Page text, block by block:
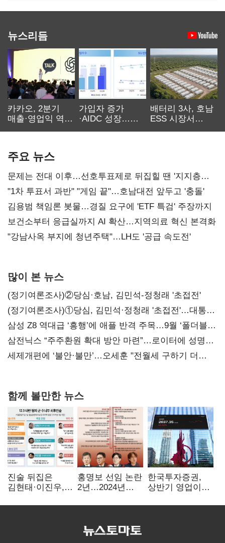
뉴스리듬
카카오, 2분기
매출·영업익 역대
가입자 증가
·AIDC 성장…
배터리 3사, 호남
ESS 시장서
주요 뉴스
문제는 전대 이후…선호투표제로 뒤집힐 땐 '지지층
불복'
"1차 투표서 과반" "게임 끝"…호남대전 앞두고 '충돌'
김용범 책임론 봇물…경질 요구에 'ETF 특검' 주장까지
보건소부터 응급실까지 AI 확산…지역의료 혁신 본격화
"강남사옥 부지에 청년주택"…LH도 '공급 속도전'
많이 본 뉴스
(정기여론조사)②당심·호남, 김민석-정청래 '초접전'
(정기여론조사)①당심, 김민석·정청래 '초접전'…대통령
지지도 '50% 아래로'(종합)
삼성 Z8 역대급 ‘흥행’에 애플 반격 주목…9월 ‘폴더블
대전’
삼전닉스 “주주환원 확대 방안 마련”…로이터에 성명
보내
세제개편에 ‘불안·불만’…오세훈 "전월세 구하기 더
함께 볼만한 뉴스
진술 뒤집은
김현태·이진우,
헌신"…법정서
홍명보 선임 논란
2년…2024년
압색까지
한국투자증권,
상반기 영업이익
전년비 89.1%↑